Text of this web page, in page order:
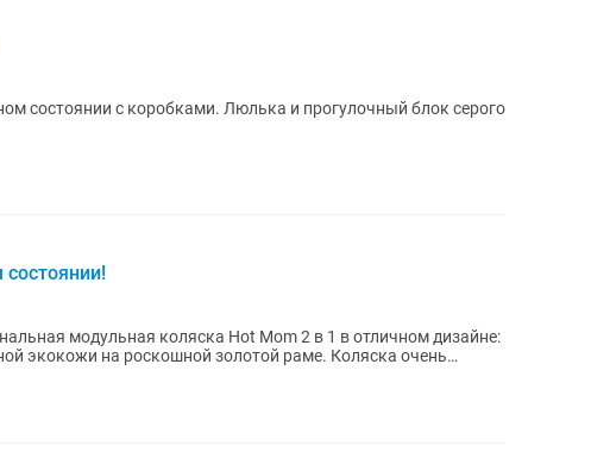
состоянии с коробками. Люлька и прогулочный блок серого
модульная коляска Hot Mom 2 в 1 в отличном дизайне:
экокожи на роскошной золотой раме. Коляска очень